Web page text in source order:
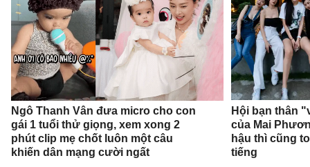
Ngô Thanh Vân đưa micro cho con
gái 1 tuổi thử giọng, xem xong 2
phút clip mẹ chốt luôn một câu
khiến dân mạng cười ngất
Hội bạn thân
của Mai
hậu thì cũng
tiếng